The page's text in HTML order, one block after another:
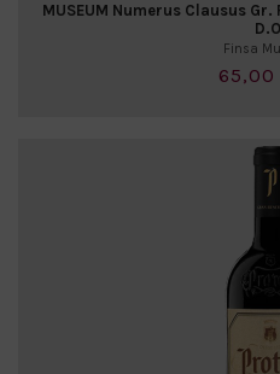
MUSEUM Numerus Clausus
Finsa
65,00